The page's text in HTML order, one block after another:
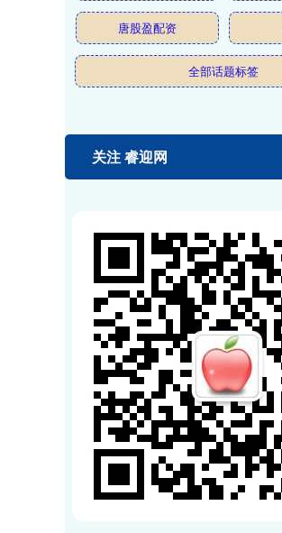
唐股盈配资
全部话题标签
关注 睿迎网